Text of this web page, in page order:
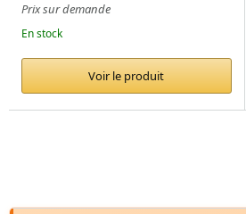
Prix sur demande
En stock
Voir le produit